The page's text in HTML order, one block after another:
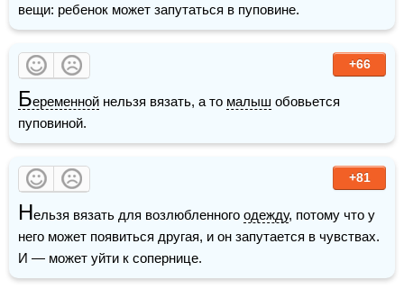
вещи: ребенок может запутаться в пуповине.
+66
Беременной нельзя вязать, а то малыш обовьется
пуповиной.
+81
Нельзя вязать для возлюбленного одежду, потому что у
него может появиться другая, и он запутается в чувствах.
И — может уйти к сопернице.